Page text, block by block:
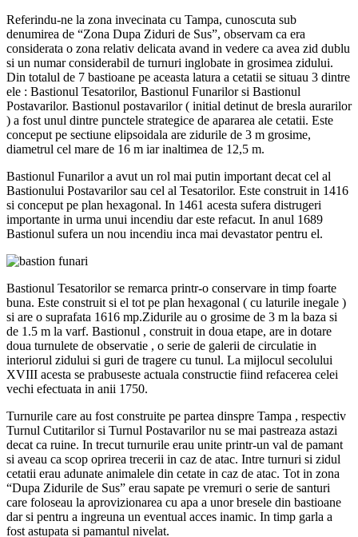
Referindu-ne la zona invecinata cu Tampa, cunoscuta sub
denumirea de “Zona Dupa Ziduri de Sus”, observam ca era
considerata o zona relativ delicata avand in vedere ca avea zid dublu
si un numar considerabil de turnuri inglobate in grosimea zidului.
Din totalul de 7 bastioane pe aceasta latura a cetatii se situau 3 dintre
ele : Bastionul Tesatorilor, Bastionul Funarilor si Bastionul
Postavarilor. Bastionul postavarilor ( initial detinut de bresla aurarilor
) a fost unul dintre punctele strategice de apararea ale cetatii. Este
conceput pe sectiune elipsoidala are zidurile de 3 m grosime,
diametrul cel mare de 16 m iar inaltimea de 12,5 m.
Bastionul Funarilor a avut un rol mai putin important decat cel al
Bastionului Postavarilor sau cel al Tesatorilor. Este construit in 1416
si conceput pe plan hexagonal. In 1461 acesta sufera distrugeri
importante in urma unui incendiu dar este refacut. In anul 1689
Bastionul sufera un nou incendiu inca mai devastator pentru el.
Bastionul Tesatorilor se remarca printr-o conservare in timp foarte
buna. Este construit si el tot pe plan hexagonal ( cu laturile inegale )
si are o suprafata 1616 mp.Zidurile au o grosime de 3 m la baza si
de 1.5 m la varf. Bastionul , construit in doua etape, are in dotare
doua turnulete de observatie , o serie de galerii de circulatie in
interiorul zidului si guri de tragere cu tunul. La mijlocul secolului
XVIII acesta se prabuseste actuala constructie fiind refacerea celei
vechi efectuata in anii 1750.
Turnurile care au fost construite pe partea dinspre Tampa , respectiv
Turnul Cutitarilor si Turnul Postavarilor nu se mai pastreaza astazi
decat ca ruine. In trecut turnurile erau unite printr-un val de pamant
si aveau ca scop oprirea trecerii in caz de atac. Intre turnuri si zidul
cetatii erau adunate animalele din cetate in caz de atac. Tot in zona
“Dupa Zidurile de Sus” erau sapate pe vremuri o serie de santuri
care foloseau la aprovizionarea cu apa a unor bresele din bastioane
dar si pentru a ingreuna un eventual acces inamic. In timp garla a
fost astupata si pamantul nivelat.